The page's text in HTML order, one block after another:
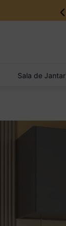
Sala de Jantar